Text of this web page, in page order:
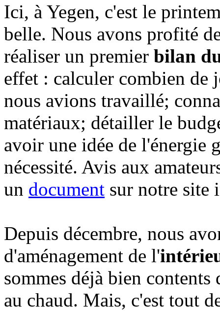
Ici, à Yegen, c'est le
belle. Nous avons profité
réaliser un premier bilan
effet : calculer combien de
nous avions travaillé;
matériaux; détailler le
avoir une idée de l'énergie
nécessité. Avis aux
un document sur notre site
Depuis décembre, nous
d'aménagement de l'
sommes déjà bien
au chaud. Mais, c'est tout